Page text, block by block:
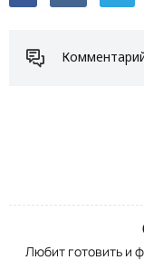
Любит готовить и